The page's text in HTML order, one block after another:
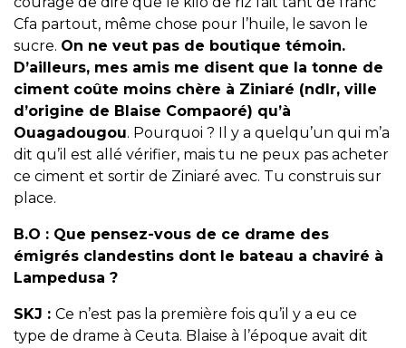
Cfa partout, même chose pour l’huile, le savon le
sucre. On ne veut pas de boutique témoin.
D’ailleurs, mes amis me disent que la tonne de
ciment coûte moins chère à Ziniaré (ndlr, ville
d’origine de Blaise Compaoré) qu’à
Ouagadougou. Pourquoi ? Il y a quelqu’un qui m’a
dit qu’il est allé vérifier, mais tu ne peux pas acheter
ce ciment et sortir de Ziniaré avec. Tu construis sur
place.
B.O : Que pensez-vous de ce drame des
émigrés clandestins dont le bateau a chaviré à
Lampedusa ?
SKJ : Ce n’est pas la première fois qu’il y a eu ce
type de drame à Ceuta. Blaise à l’époque avait dit